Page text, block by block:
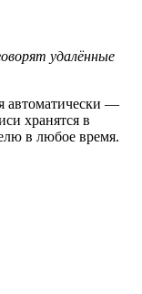
удалённые
автоматически —
хранятся в
в любое время.